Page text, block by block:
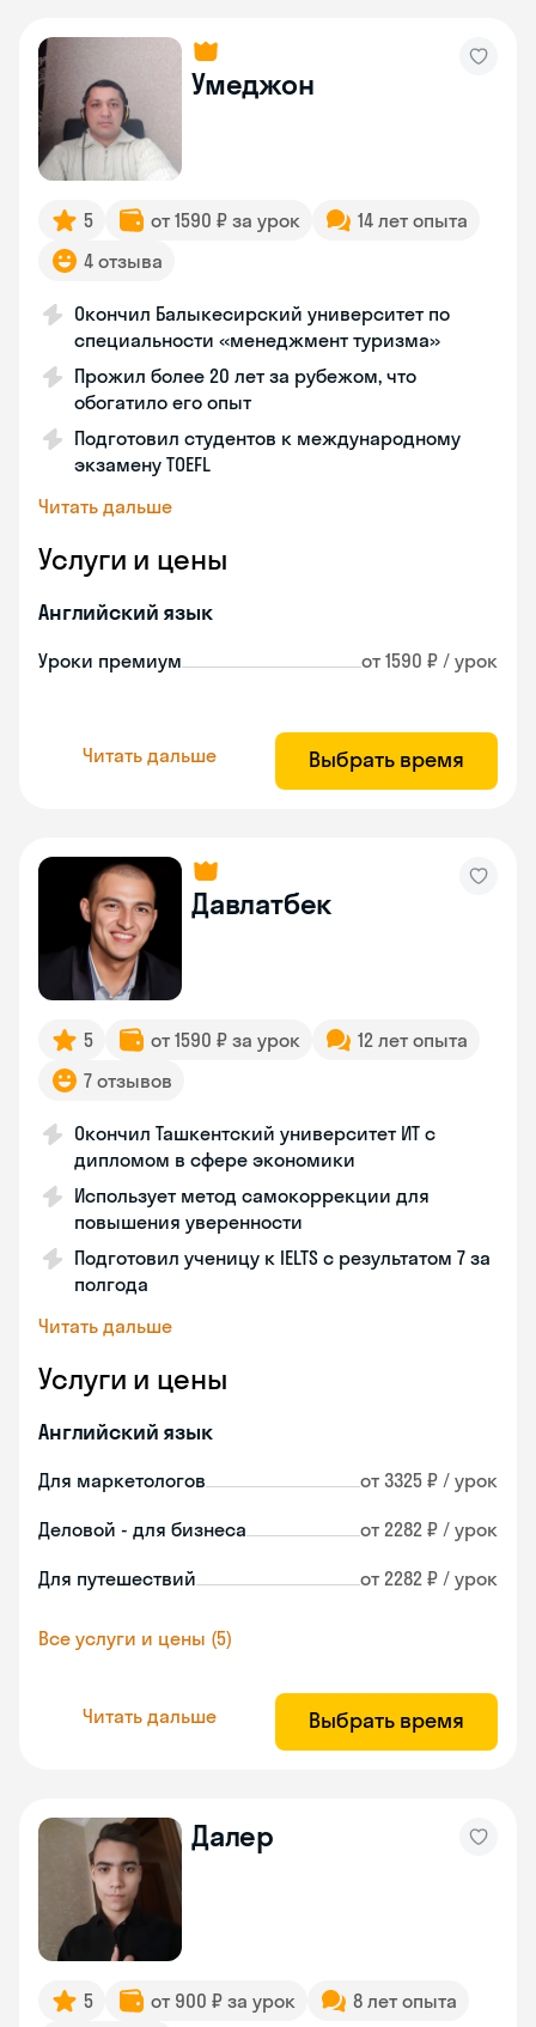
Умеджон
5 от 1590 ₽ за урок
14 лет опыта
4 отзыва
Окончил Балыкесирский университет по
специальности «менеджмент туризма»
Прожил более 20 лет за рубежом, что
обогатило его опыт
Подготовил студентов к международному
экзамену TOEFL
Читать дальше
Услуги и цены
Английский язык
Уроки премиум от 1590 ₽ / урок
Читать дальше Выбрать время
Давлатбек
5 от 1590 ₽ за урок
12 лет опыта
7 отзывов
Окончил Ташкентский университет ИТ с
дипломом в сфере экономики
Использует метод самокоррекции для
повышения уверенности
Подготовил ученицу к IELTS с результатом 7 за
полгода
Читать дальше
Услуги и цены
Английский язык
Для маркетологов от 3325 ₽ / урок
Деловой - для бизнеса от 2282 ₽ / урок
Для путешествий от 2282 ₽ / урок
Все услуги и цены (5)
Читать дальше Выбрать время
Далер
5 от 900 ₽ за урок 8 лет опыта